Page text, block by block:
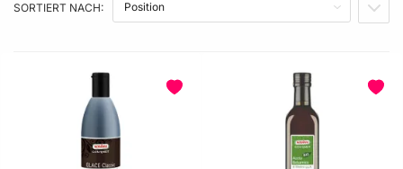
PRODUZENT LAND
PRODUZENT
PRODUKTEIGENSCHAFT
SORTIERT NACH: IN